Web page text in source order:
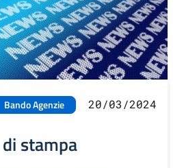
Bando Agenzie 20/03/2024
stampa